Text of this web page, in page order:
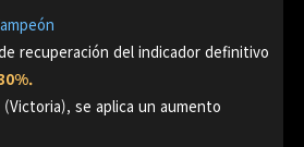
recuperación del indicador definitivo
se aplica un aumento